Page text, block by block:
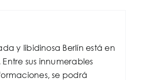
y libidinosa Berlín está en
sus innumerables
se podrá